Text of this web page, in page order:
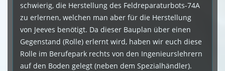
schwierig, die Herstellung des Feldreparaturbots-74A
zu erlernen, welchen man aber für die Herstellung
von Jeeves benötigt. Da dieser Bauplan über einen
Gegenstand (Rolle) erlernt wird, haben wir euch diese
Rolle im Berufepark rechts von den Ingenieurslehrern
auf den Boden gelegt (neben dem Spezialhändler).